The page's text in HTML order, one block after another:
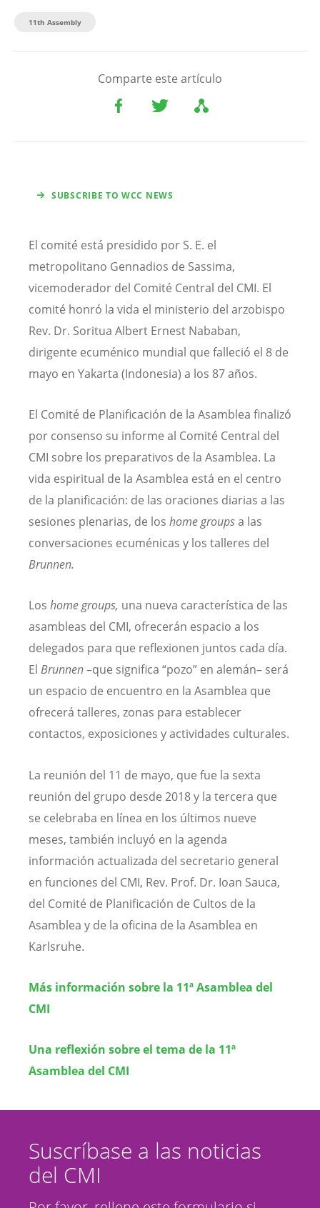
11th Assembly
Comparte este artículo
SUBSCRIBE TO WCC NEWS
El comité está presidido por S. E. el
metropolitano Gennadios de Sassima,
vicemoderador del Comité Central del CMI. El
comité honró la vida el ministerio del arzobispo
Rev. Dr. Soritua Albert Ernest Nababan,
dirigente ecuménico mundial que falleció el 8 de
mayo en Yakarta (Indonesia) a los 87 años.
El Comité de Planificación de la Asamblea finalizó
por consenso su informe al Comité Central del
CMI sobre los preparativos de la Asamblea. La
vida espiritual de la Asamblea está en el centro
de la planificación: de las oraciones diarias a las
sesiones plenarias, de los home groupsa las
conversaciones ecuménicas y los talleres del
Brunnen.
Los home groups, una nueva característica de las
asambleas del CMI, ofrecerán espacio a los
delegados para que reflexionen juntos cada día.
El Brunnen–que significa “pozo” en alemán– será
un espacio de encuentro en la Asamblea que
ofrecerá talleres, zonas para establecer
contactos, exposiciones y actividades culturales.
La reunión del 11 de mayo, que fue la sexta
reunión del grupo desde 2018 y la tercera que
se celebraba en línea en los últimos nueve
meses, también incluyó en la agenda
información actualizada del secretario general
en funciones del CMI, Rev. Prof. Dr. Ioan Sauca,
del Comité de Planificación de Cultos de la
Asamblea y de la oficina de la Asamblea en
Karlsruhe.
Más información sobre la 11ª Asamblea del
CMI
Una reflexión sobre el tema de la 11ª
Asamblea del CMI
Suscríbase a las noticias
del CMI